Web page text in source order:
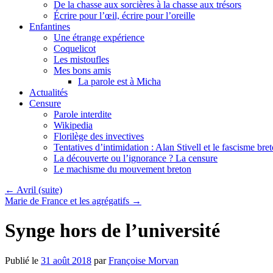
De la chasse aux sorcières à la chasse aux trésors
Écrire pour l’œil, écrire pour l’oreille
Enfantines
Une étrange expérience
Coquelicot
Les mistoufles
Mes bons amis
La parole est à Micha
Actualités
Censure
Parole interdite
Wikipedia
Florilège des invectives
Tentatives d’intimidation : Alan Stivell et le fascisme
La découverte ou l’ignorance ? La censure
Le machisme du mouvement breton
← Avril (suite)
Marie de France et les agrégatifs →
Synge hors de l’université
Publié le 31 août 2018 par Françoise Morvan